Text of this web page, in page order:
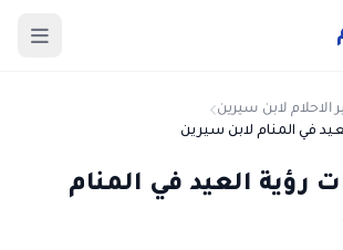
الاحلام لابن سيرين
في المنام لابن سيرين
رؤية العيد في المنام